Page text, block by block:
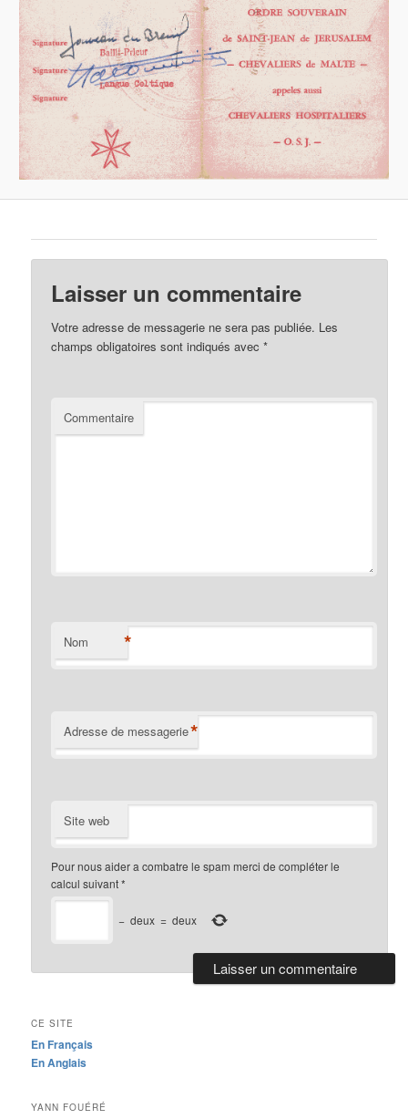
Laisser un commentaire
Votre adresse de messagerie ne sera pas publiée. Les
champs obligatoires sont indiqués avec*
Commentaire
Nom *
Adresse de messagerie*
Site web
Pour nous aider a combatre le spam merci de compléter le
calcul suivant*
− deux = deux
CE SITE
En Français
En Anglais
YANN FOUÉRÉ